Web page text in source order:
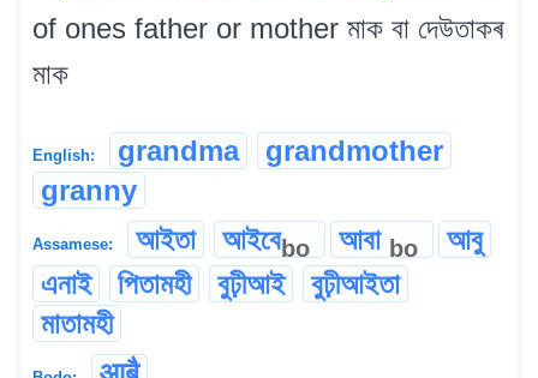
of ones father or mother মাক বা দেউতাকৰ
মাক
English: grandma
grandmother
granny
Assamese: আইতা আইবেbo আবা bo
আবু
এনাই
পিতামহী বুঢ়ীআই
বুঢ়ীআইতা
মাতামহী